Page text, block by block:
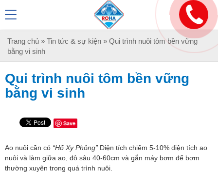
Trang chủ » Tin tức & sự kiện » Qui trình nuôi tôm bền vững
bằng vi sinh
Qui trình nuôi tôm bền vững
bằng vi sinh
Save
Ao nuôi cần có “Hố Xy Phông” Diện tích chiếm 5-10% diện tích ao
nuôi và làm giữa ao, độ sâu 40-60cm và gắn máy bơm để bơm
thường xuyên trong quá trình nuôi.